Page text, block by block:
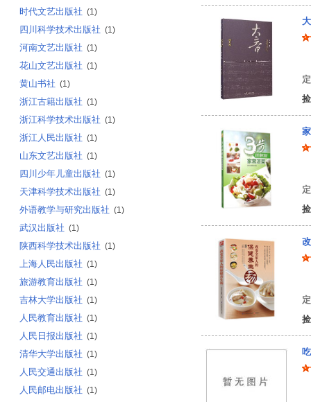
时代文艺出版社 (1)
四川科学技术出版社 (1)
河南文艺出版社 (1)
花山文艺出版社 (1)
黄山书社 (1)
浙江古籍出版社 (1)
浙江科学技术出版社 (1)
浙江人民出版社 (1)
山东文艺出版社 (1)
四川少年儿童出版社 (1)
天津科学技术出版社 (1)
外语教学与研究出版社 (1)
武汉出版社 (1)
陕西科学技术出版社 (1)
上海人民出版社 (1)
旅游教育出版社 (1)
吉林大学出版社 (1)
人民教育出版社 (1)
人民日报出版社 (1)
清华大学出版社 (1)
人民交通出版社 (1)
人民邮电出版社 (1)